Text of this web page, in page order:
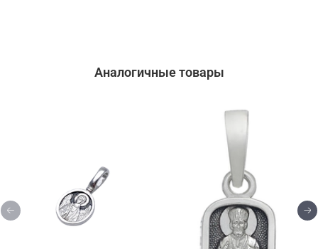
Аналогичные товары